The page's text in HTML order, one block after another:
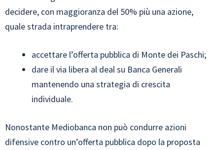
decidere, con maggioranza del 50% più una azione,
quale strada intraprendere tra:
accettare l’offerta pubblica di Monte dei Paschi;
dare il via libera al deal su Banca Generali
mantenendo una strategia di crescita
individuale.
Nonostante Mediobanca non può condurre azioni
difensive contro un’offerta pubblica dopo la proposta